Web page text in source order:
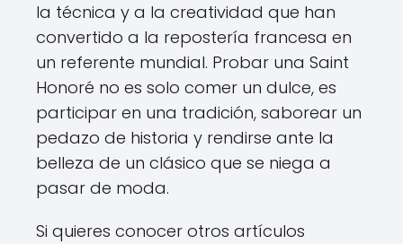
la técnica y a la creatividad que han
convertido a la repostería francesa en
un referente mundial. Probar una Saint
Honoré no es solo comer un dulce, es
participar en una tradición, saborear un
pedazo de historia y rendirse ante la
belleza de un clásico que se niega a
pasar de moda.
Si quieres conocer otros artículos